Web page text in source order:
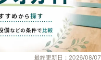
最終更新日：2026/08/07